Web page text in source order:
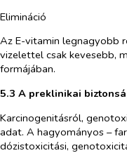
Elimináció
Az E-vitamin legnagyobb
vizelettel csak kevesebb,
formájában.
5.3 A preklinikai
Karcinogenitásról,
adat. A hagyományos –
dózistoxicitási,